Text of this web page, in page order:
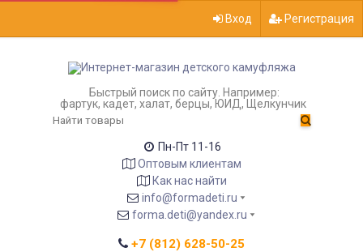
Вход Регистрация
Быстрый поиск по сайту. Например:
фартук, кадет, халат, берцы, ЮИД, Щелкунчик
Пн-Пт 11-16
Оптовым клиентам
Как нас найти
info@formadeti.ru
forma.deti@yandex.ru
+7 (812) 628-50-25